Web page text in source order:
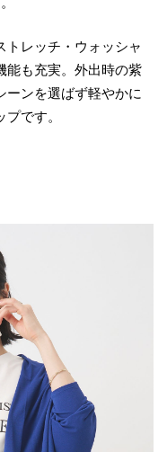
トレッチ・ウォッシャ
能も充実。外出時の紫
ーンを選ばず軽やかに
です。